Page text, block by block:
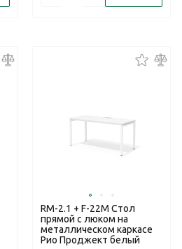
RM-2.1 + F-22M Стол
прямой с люком на
металлическом каркасе
Рио Проджект белый